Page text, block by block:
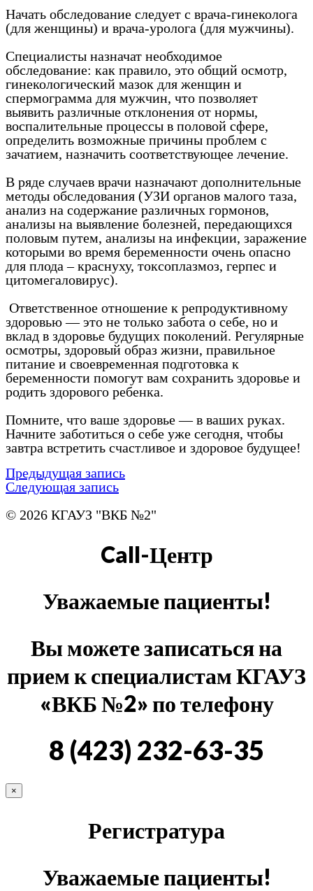
Начать обследование следует с врача-гинеколога
(для женщины) и врача-уролога (для мужчины).
Специалисты назначат необходимое
обследование: как правило, это общий осмотр,
гинекологический мазок для женщин и
спермограмма для мужчин, что позволяет
выявить различные отклонения от нормы,
воспалительные процессы в половой сфере,
определить возможные причины проблем с
зачатием, назначить соответствующее лечение.
В ряде случаев врачи назначают дополнительные
методы обследования (УЗИ органов малого таза,
анализ на содержание различных гормонов,
анализы на выявление болезней, передающихся
половым путем, анализы на инфекции, заражение
которыми во время беременности очень опасно
для плода – краснуху, токсоплазмоз, герпес и
цитомегаловирус).
Ответственное отношение к репродуктивному
здоровью — это не только забота о себе, но и
вклад в здоровье будущих поколений. Регулярные
осмотры, здоровый образ жизни, правильное
питание и своевременная подготовка к
беременности помогут вам сохранить здоровье и
родить здорового ребенка.
Помните, что ваше здоровье — в ваших руках.
Начните заботиться о себе уже сегодня, чтобы
завтра встретить счастливое и здоровое будущее!
Предыдущая запись
Следующая запись
© 2026 КГАУЗ "ВКБ №2"
Call-Центр
Уважаемые пациенты!
Вы можете записаться на
прием к специалистам КГАУЗ
«ВКБ №2» по телефону
8 (423) 232-63-35
×
Регистратура
Уважаемые пациенты!